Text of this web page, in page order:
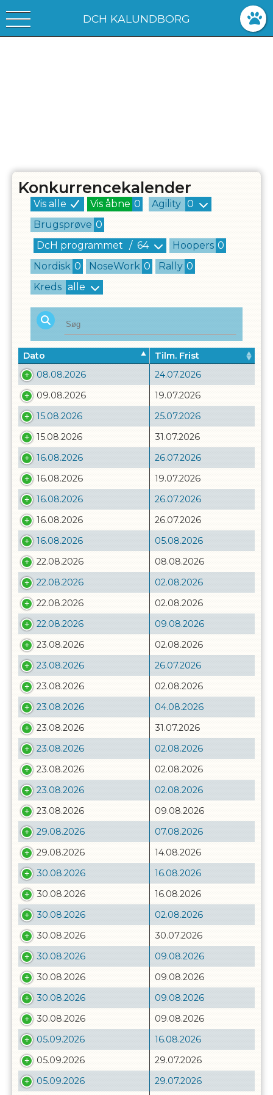
DCH KALUNDBORG
Konkurrencekalender
Vis alle Vis åbne 0 Agility 0
Brugsprøve 0
DcH programmet / 64 Hoopers 0
Nordisk 0 NoseWork 0 Rally 0
Kreds alle
Dato
Tilm. Frist
08.08.2026
24.07.2026
09.08.2026
19.07.2026
15.08.2026
25.07.2026
15.08.2026
31.07.2026
16.08.2026
26.07.2026
16.08.2026
19.07.2026
16.08.2026
26.07.2026
16.08.2026
26.07.2026
16.08.2026
05.08.2026
22.08.2026
08.08.2026
22.08.2026
02.08.2026
22.08.2026
02.08.2026
22.08.2026
09.08.2026
23.08.2026
02.08.2026
23.08.2026
26.07.2026
23.08.2026
02.08.2026
23.08.2026
04.08.2026
23.08.2026
31.07.2026
23.08.2026
02.08.2026
23.08.2026
02.08.2026
23.08.2026
02.08.2026
23.08.2026
09.08.2026
29.08.2026
07.08.2026
29.08.2026
14.08.2026
30.08.2026
16.08.2026
30.08.2026
16.08.2026
30.08.2026
02.08.2026
30.08.2026
30.07.2026
30.08.2026
09.08.2026
30.08.2026
09.08.2026
30.08.2026
09.08.2026
30.08.2026
09.08.2026
05.09.2026
16.08.2026
05.09.2026
29.07.2026
05.09.2026
29.07.2026